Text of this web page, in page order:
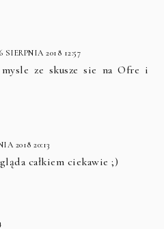
SIERPNIA 2018 12:57
ze skusze sie na Ofre i
2018 20:13
całkiem ciekawie ;)